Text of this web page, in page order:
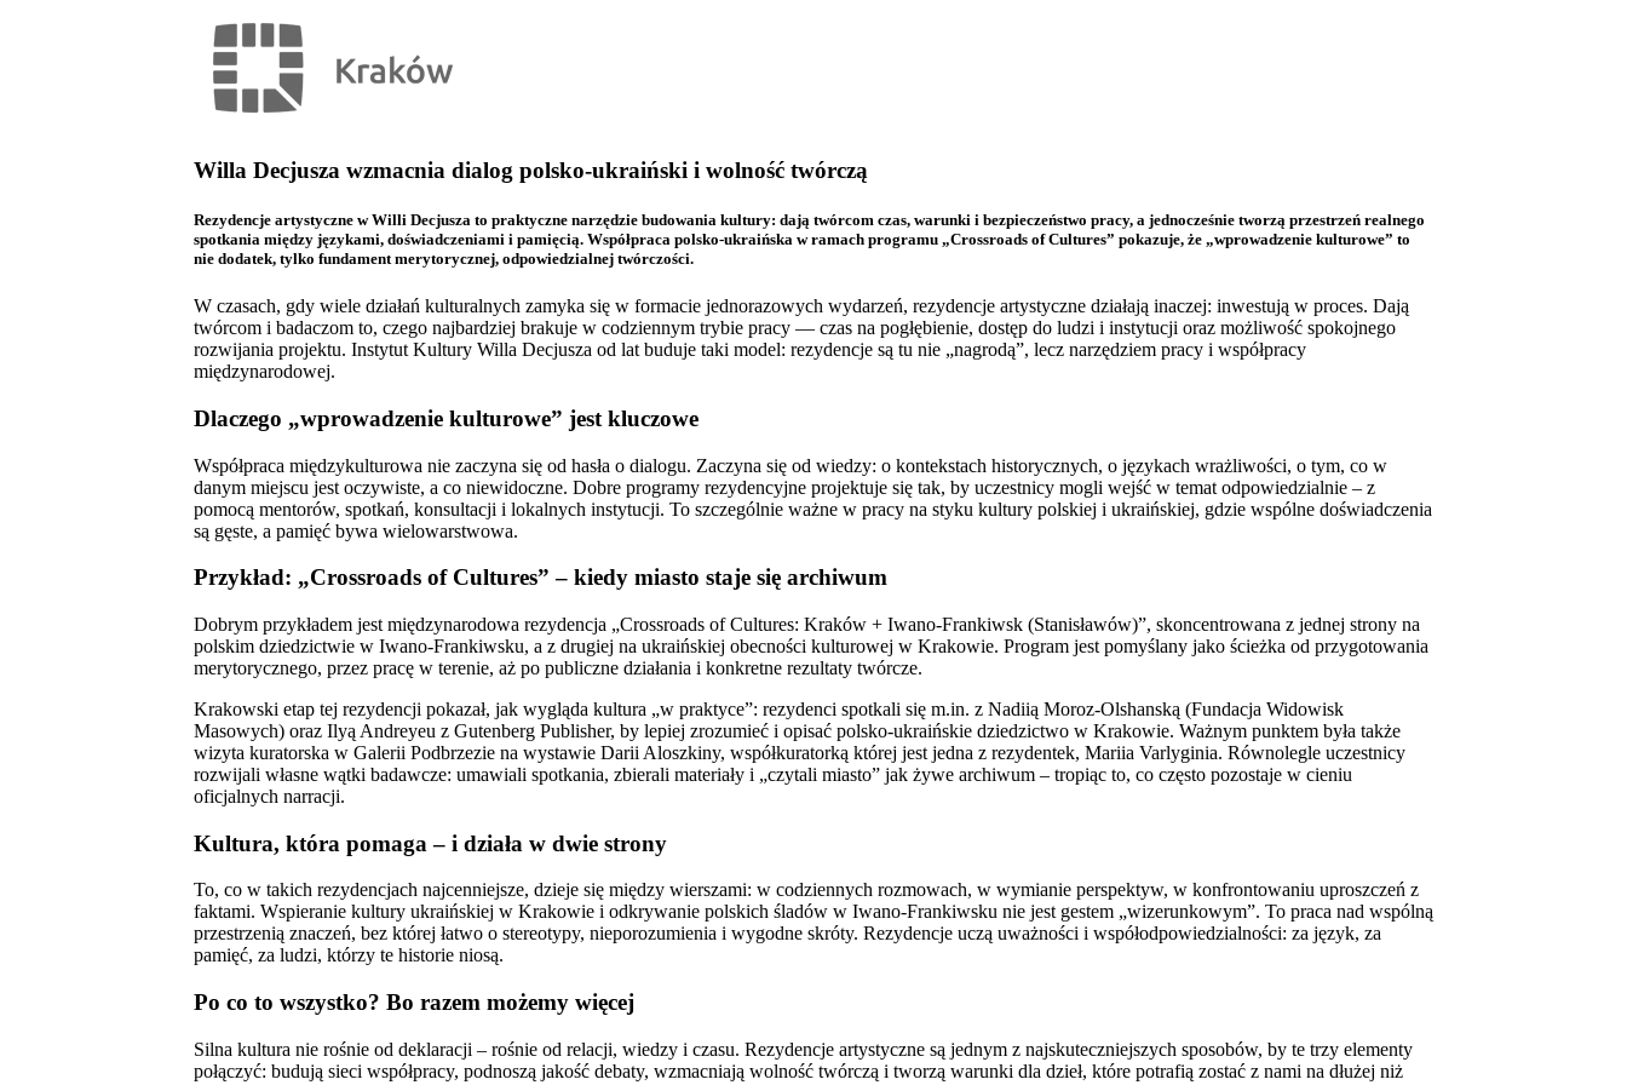
Willa Decjusza wzmacnia dialog polsko-ukraiński i wolność twórczą
Rezydencje artystyczne w Willi Decjusza to praktyczne narzędzie budowania kultury: dają twórcom czas, warunki i bezpieczeństwo pracy, a jednocześnie tworzą przestrzeń realnego
spotkania między językami, doświadczeniami i pamięcią. Współpraca polsko-ukraińska w ramach programu „Crossroads of Cultures” pokazuje, że „wprowadzenie kulturowe” to
nie dodatek, tylko fundament merytorycznej, odpowiedzialnej twórczości.
W czasach, gdy wiele działań kulturalnych zamyka się w formacie jednorazowych wydarzeń, rezydencje artystyczne działają inaczej: inwestują w proces. Dają
twórcom i badaczom to, czego najbardziej brakuje w codziennym trybie pracy — czas na pogłębienie, dostęp do ludzi i instytucji oraz możliwość spokojnego
rozwijania projektu. Instytut Kultury Willa Decjusza od lat buduje taki model: rezydencje są tu nie „nagrodą”, lecz narzędziem pracy i współpracy
międzynarodowej.
Dlaczego „wprowadzenie kulturowe” jest kluczowe
Współpraca międzykulturowa nie zaczyna się od hasła o dialogu. Zaczyna się od wiedzy: o kontekstach historycznych, o językach wrażliwości, o tym, co w
danym miejscu jest oczywiste, a co niewidoczne. Dobre programy rezydencyjne projektuje się tak, by uczestnicy mogli wejść w temat odpowiedzialnie – z
pomocą mentorów, spotkań, konsultacji i lokalnych instytucji. To szczególnie ważne w pracy na styku kultury polskiej i ukraińskiej, gdzie wspólne doświadczenia
są gęste, a pamięć bywa wielowarstwowa.
Przykład: „Crossroads of Cultures” – kiedy miasto staje się archiwum
Dobrym przykładem jest międzynarodowa rezydencja „Crossroads of Cultures: Kraków + Iwano-Frankiwsk (Stanisławów)”, skoncentrowana z jednej strony na
polskim dziedzictwie w Iwano-Frankiwsku, a z drugiej na ukraińskiej obecności kulturowej w Krakowie. Program jest pomyślany jako ścieżka od przygotowania
merytorycznego, przez pracę w terenie, aż po publiczne działania i konkretne rezultaty twórcze.
Krakowski etap tej rezydencji pokazał, jak wygląda kultura „w praktyce”: rezydenci spotkali się m.in. z Nadiią Moroz-Olshanską (Fundacja Widowisk
Masowych) oraz Ilyą Andreyeu z Gutenberg Publisher, by lepiej zrozumieć i opisać polsko-ukraińskie dziedzictwo w Krakowie. Ważnym punktem była także
wizyta kuratorska w Galerii Podbrzezie na wystawie Darii Aloszkiny, współkuratorką której jest jedna z rezydentek, Mariia Varlyginia. Równolegle uczestnicy
rozwijali własne wątki badawcze: umawiali spotkania, zbierali materiały i „czytali miasto” jak żywe archiwum – tropiąc to, co często pozostaje w cieniu
oficjalnych narracji.
Kultura, która pomaga – i działa w dwie strony
To, co w takich rezydencjach najcenniejsze, dzieje się między wierszami: w codziennych rozmowach, w wymianie perspektyw, w konfrontowaniu uproszczeń z
faktami. Wspieranie kultury ukraińskiej w Krakowie i odkrywanie polskich śladów w Iwano-Frankiwsku nie jest gestem „wizerunkowym”. To praca nad wspólną
przestrzenią znaczeń, bez której łatwo o stereotypy, nieporozumienia i wygodne skróty. Rezydencje uczą uważności i współodpowiedzialności: za język, za
pamięć, za ludzi, którzy te historie niosą.
Po co to wszystko? Bo razem możemy więcej
Silna kultura nie rośnie od deklaracji – rośnie od relacji, wiedzy i czasu. Rezydencje artystyczne są jednym z najskuteczniejszych sposobów, by te trzy elementy
połączyć: budują sieci współpracy, podnoszą jakość debaty, wzmacniają wolność twórczą i tworzą warunki dla dzieł, które potrafią zostać z nami na dłużej niż